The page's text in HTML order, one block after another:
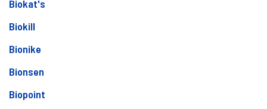
Biokat's
Biokill
Bionike
Bionsen
Biopoint